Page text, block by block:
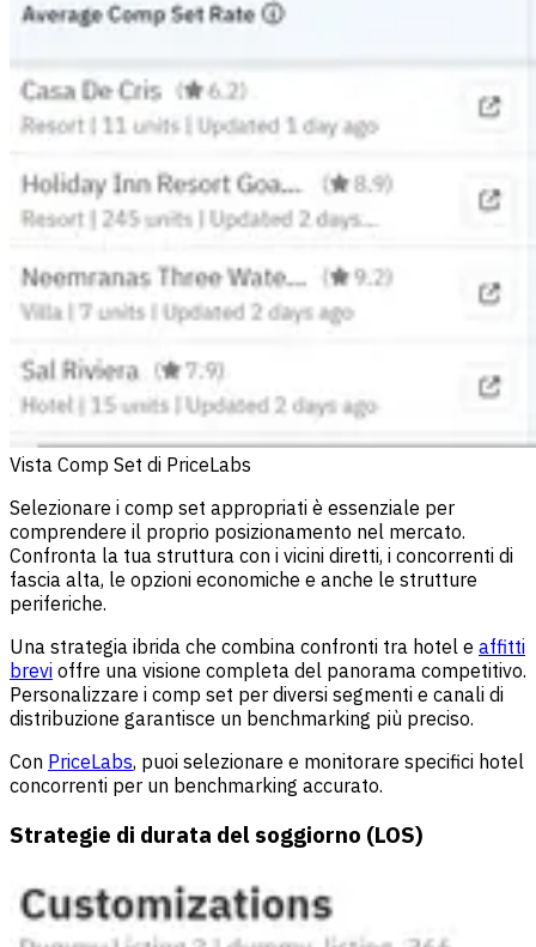
Vista Comp Set di PriceLabs
Selezionare i comp set appropriati è essenziale per
comprendere il proprio posizionamento nel mercato.
Confronta la tua struttura con i vicini diretti, i concorrenti di
fascia alta, le opzioni economiche e anche le strutture
periferiche.
Una strategia ibrida che combina confronti tra hotel e affitti
brevi offre una visione completa del panorama competitivo.
Personalizzare i comp set per diversi segmenti e canali di
distribuzione garantisce un benchmarking più preciso.
Con PriceLabs, puoi selezionare e monitorare specifici hotel
concorrenti per un benchmarking accurato.
Strategie di durata del soggiorno (LOS)